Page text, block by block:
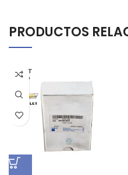
PRODUCTOS
AGOT
ADO